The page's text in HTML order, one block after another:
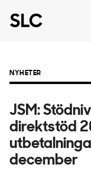
NYHETER
JSM:
direktstöd
december